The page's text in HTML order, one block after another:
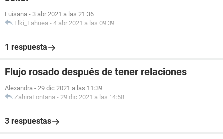
Luisana - 3 abr 2021 a las 21:36
Elki_Lahuea - 4 abr 2021 a las 09:39
1 respuesta
Flujo rosado después de tener relaciones
Alexandra - 29 dic 2021 a las 11:39
ZahiraFontana - 29 dic 2021 a las 14:58
3 respuestas